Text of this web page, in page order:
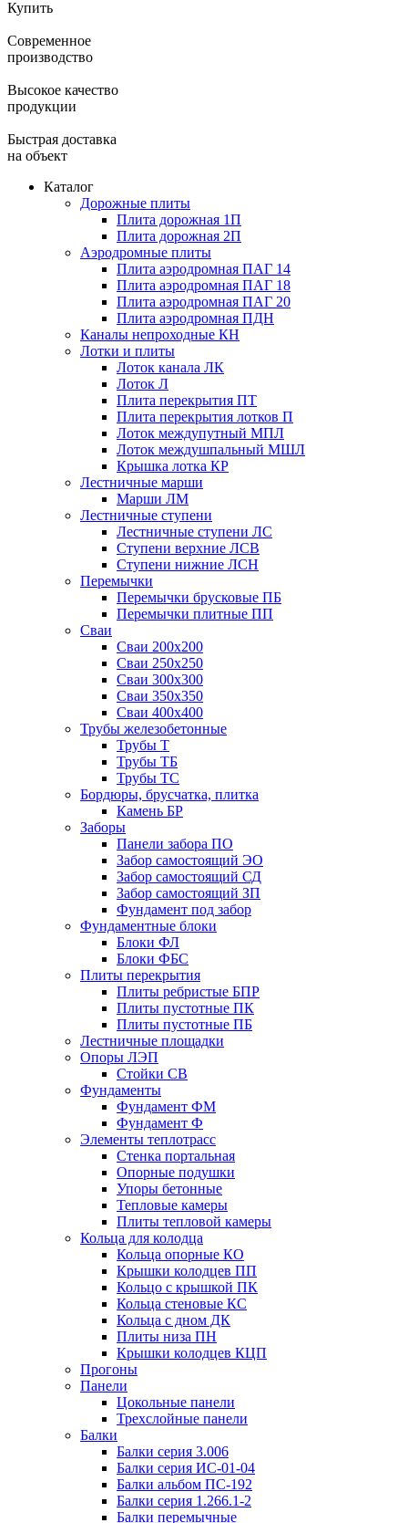
Купить
Современное
производство
Высокое качество
продукции
Быстрая доставка
на объект
Каталог
Дорожные плиты
Плита дорожная 1П
Плита дорожная 2П
Аэродромные плиты
Плита аэродромная ПАГ 14
Плита аэродромная ПАГ 18
Плита аэродромная ПАГ 20
Плита аэродромная ПДН
Каналы непроходные КН
Лотки и плиты
Лоток канала ЛК
Лоток Л
Плита перекрытия ПТ
Плита перекрытия лотков П
Лоток междупутный МПЛ
Лоток междушпальный МШЛ
Крышка лотка КР
Лестничные марши
Марши ЛМ
Лестничные ступени
Лестничные ступени ЛС
Ступени верхние ЛСВ
Ступени нижние ЛСН
Перемычки
Перемычки брусковые ПБ
Перемычки плитные ПП
Сваи
Сваи 200х200
Сваи 250х250
Сваи 300х300
Сваи 350х350
Сваи 400х400
Трубы железобетонные
Трубы Т
Трубы ТБ
Трубы ТС
Бордюры, брусчатка, плитка
Камень БР
Заборы
Панели забора ПО
Забор самостоящий ЭО
Забор самостоящий СД
Забор самостоящий ЗП
Фyндамент под забор
Фундаментные блоки
Блоки ФЛ
Блоки ФБС
Плиты перекрытия
Плиты ребристые БПР
Плиты пустотные ПК
Плиты пустотные ПБ
Лестничные площадки
Опоры ЛЭП
Стойки СВ
Фундаменты
Фyндамент ФМ
Фyндамент Ф
Элементы теплотрасс
Стенка портальная
Опорные подушки
Упоры бетонные
Тепловые камеры
Плиты тепловой камеры
Кольца для колодца
Кольца опорные КО
Крышки колодцев ПП
Кольцо с крышкой ПК
Кольца стеновые КС
Кольца с дном ДК
Плиты низа ПН
Крышки колодцев КЦП
Прогоны
Панели
Цокольные панели
Трехслойные панели
Балки
Балки серия 3.006
Балки серия ИС-01-04
Балки альбом ПС-192
Балки серия 1.266.1-2
Балки перемычные